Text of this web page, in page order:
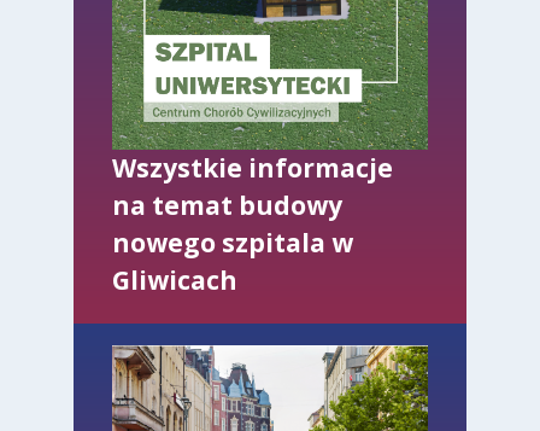
Wszystkie informacje
na temat budowy
nowego szpitala w
Gliwicach